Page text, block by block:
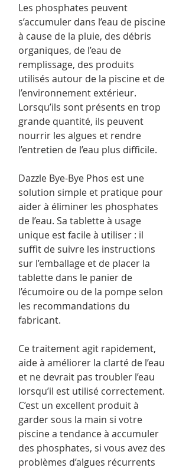
Les phosphates peuvent
s’accumuler dans l’eau de piscine
à cause de la pluie, des débris
organiques, de l’eau de
remplissage, des produits
utilisés autour de la piscine et de
l’environnement extérieur.
Lorsqu’ils sont présents en trop
grande quantité, ils peuvent
nourrir les algues et rendre
l’entretien de l’eau plus difficile.
Dazzle Bye-Bye Phos est une
solution simple et pratique pour
aider à éliminer les phosphates
de l’eau. Sa tablette à usage
unique est facile à utiliser : il
suffit de suivre les instructions
sur l’emballage et de placer la
tablette dans le panier de
l’écumoire ou de la pompe selon
les recommandations du
fabricant.
Ce traitement agit rapidement,
aide à améliorer la clarté de l’eau
et ne devrait pas troubler l’eau
lorsqu’il est utilisé correctement.
C’est un excellent produit à
garder sous la main si votre
piscine a tendance à accumuler
des phosphates, si vous avez des
problèmes d’algues récurrents